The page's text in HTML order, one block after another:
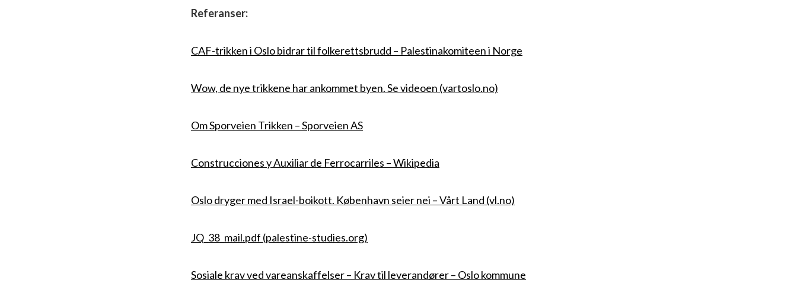
Referanser:
CAF-trikken i Oslo bidrar til folkerettsbrudd – Palestinakomiteen i Norge
Wow, de nye trikkene har ankommet byen. Se videoen (vartoslo.no)
Om Sporveien Trikken – Sporveien AS
Construcciones y Auxiliar de Ferrocarriles – Wikipedia
Oslo dryger med Israel-boikott. København seier nei – Vårt Land (vl.no)
JQ_38_mail.pdf (palestine-studies.org)
Sosiale krav ved vareanskaffelser – Krav til leverandører – Oslo kommune